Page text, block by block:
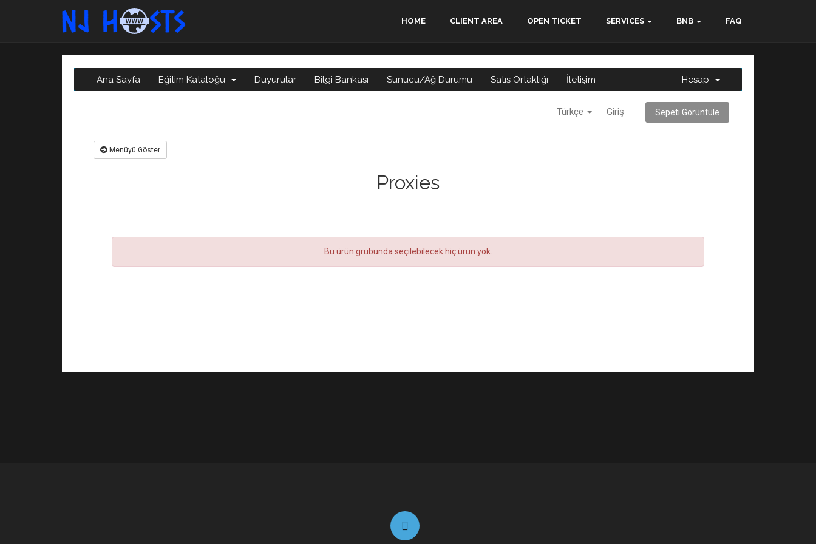
HOME CLIENT AREA OPEN TICKET SERVICES BNB FAQ
Ana Sayfa Eğitim Kataloğu Duyurular Bilgi Bankası Sunucu/Ağ Durumu Satış Ortaklığı İletişim Hesap
Türkçe Giriş Sepeti Görüntüle
Menüyü Göster
Proxies
Bu ürün grubunda seçilebilecek hiç ürün yok.